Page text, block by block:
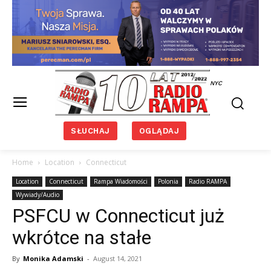
NYC
SŁUCHAJ OGLĄDAJ
Home Location Connecticut
Location Connecticut Rampa Wiadomości Polonia
Radio RAMPA
Wywiady/Audio
PSFCU w Connecticut już
wkrótce na stałe
By Monika Adamski - August 14, 2021